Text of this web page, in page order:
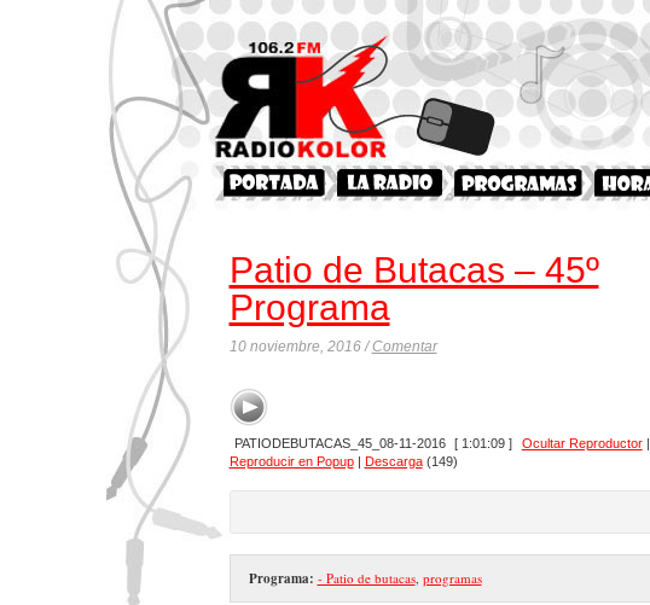
Patio de Butacas – 45º
Programa
10 noviembre, 2016 /Comentar
PATIODEBUTACAS_45_08-11-2016 [ 1:01:09 ] Ocultar Reproductor|
Reproducir en Popup| Descarga(149)
Programa: - Patio de butacas, programas